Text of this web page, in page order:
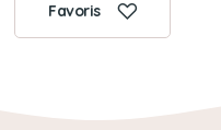
Favoris